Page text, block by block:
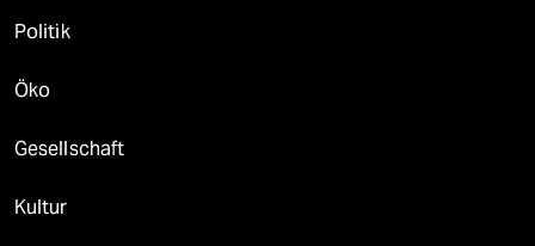
Politik
Öko
Gesellschaft
Kultur